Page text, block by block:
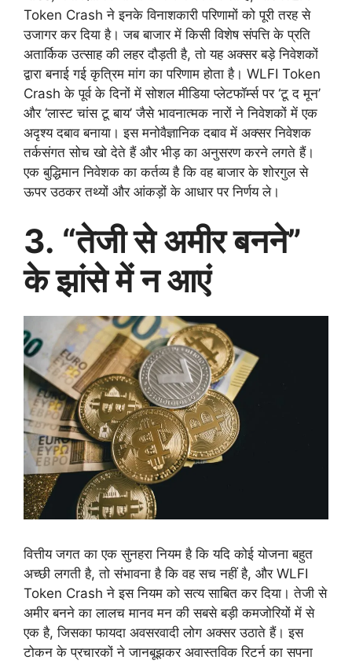
Token Crash ने इनके विनाशकारी परिणामों को पूरी तरह से
उजागर कर दिया है। जब बाजार में किसी विशेष संपत्ति के प्रति
अतार्किक उत्साह की लहर दौड़ती है, तो यह अक्सर बड़े निवेशकों
द्वारा बनाई गई कृत्रिम मांग का परिणाम होता है। WLFI Token
Crash के पूर्व के दिनों में सोशल मीडिया प्लेटफॉर्म्स पर ‘टू द मून’
और ‘लास्ट चांस टू बाय’ जैसे भावनात्मक नारों ने निवेशकों में एक
अदृश्य दबाव बनाया। इस मनोवैज्ञानिक दबाव में अक्सर निवेशक
तर्कसंगत सोच खो देते हैं और भीड़ का अनुसरण करने लगते हैं।
एक बुद्धिमान निवेशक का कर्तव्य है कि वह बाजार के शोरगुल से
ऊपर उठकर तथ्यों और आंकड़ों के आधार पर निर्णय ले।
3. “तेजी से अमीर बनने”
के झांसे में न आएं
वित्तीय जगत का एक सुनहरा नियम है कि यदि कोई योजना बहुत
अच्छी लगती है, तो संभावना है कि वह सच नहीं है, और WLFI
Token Crash ने इस नियम को सत्य साबित कर दिया। तेजी से
अमीर बनने का लालच मानव मन की सबसे बड़ी कमजोरियों में से
एक है, जिसका फायदा अवसरवादी लोग अक्सर उठाते हैं। इस
टोकन के प्रचारकों ने जानबूझकर अवास्तविक रिटर्न का सपना